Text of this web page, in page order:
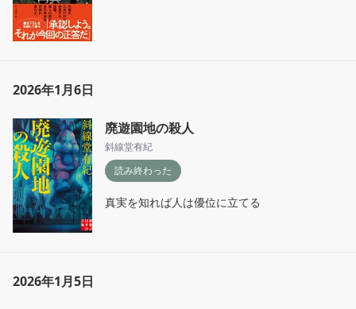
2026年1月6日
廃遊園地の殺人
斜線堂有紀
読み終わった
真実を知れば人は優位に立てる
2026年1月5日